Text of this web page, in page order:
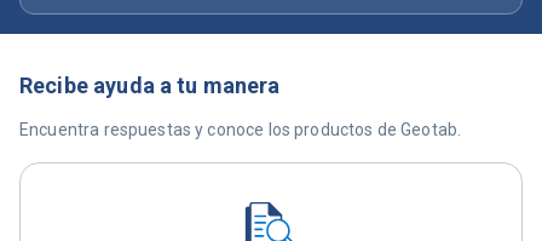
Recibe ayuda a tu manera
Encuentra respuestas y conoce los productos de Geotab.